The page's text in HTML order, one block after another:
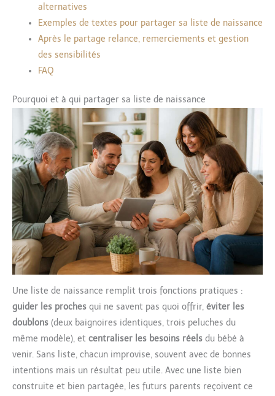
alternatives
Exemples de textes pour partager sa liste de naissance
Après le partage relance, remerciements et gestion
des sensibilités
FAQ
Pourquoi et à qui partager sa liste de naissance
Une liste de naissance remplit trois fonctions pratiques :
guider les proches qui ne savent pas quoi offrir, éviter les
doublons (deux baignoires identiques, trois peluches du
même modèle), et centraliser les besoins réels du bébé à
venir. Sans liste, chacun improvise, souvent avec de bonnes
intentions mais un résultat peu utile. Avec une liste bien
construite et bien partagée, les futurs parents reçoivent ce